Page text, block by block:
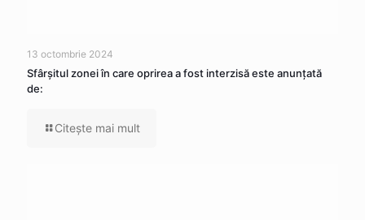
13 octombrie 2024
Sfârșitul zonei în care oprirea a fost interzisă este anunțată
de:
Citeşte mai mult